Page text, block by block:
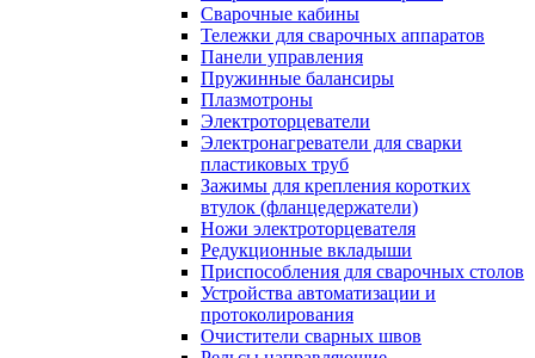
Сварочные кабины
Тележки для сварочных аппаратов
Панели управления
Пружинные балансиры
Плазмотроны
Электроторцеватели
Электронагреватели для сварки
пластиковых труб
Зажимы для крепления коротких
втулок (фланцедержатели)
Ножи электроторцевателя
Редукционные вкладыши
Приспособления для сварочных столов
Устройства автоматизации и
протоколирования
Очистители сварных швов